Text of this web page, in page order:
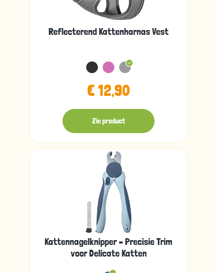
Reflecterend Kattenharnas Vest
€ 12,90
Zie product
Kattennagelknipper – Precisie Trim
voor Delicate Katten